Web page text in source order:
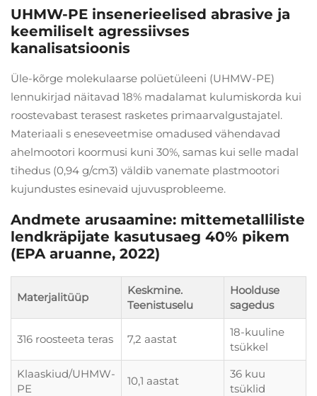
UHMW-PE insenerieelised abrasive ja
keemiliselt agressiivses
kanalisatsioonis
Üle-kõrge molekulaarse polüetüleeni (UHMW-PE)
lennukirjad näitavad 18% madalamat kulumiskorda kui
roostevabast terasest rasketes primaarvalgustajatel.
Materiaali s eneseveetmise omadused vähendavad
ahelmootori koormusi kuni 30%, samas kui selle madal
tihedus (0,94 g/cm3) väldib vanemate plastmootori
kujundustes esinevaid ujuvusprobleeme.
Andmete arusaamine: mittemetalliliste
lendkräpijate kasutusaeg 40% pikem
(EPA aruanne, 2022)
Materjalitüüp
Keskmine.
Teenistuselu
Hoolduse
sagedus
316 roosteeta teras 7,2 aastat
18-kuuline
tsükkel
Klaaskiud/UHMW-
PE
10,1 aastat
36 kuu
tsüklid